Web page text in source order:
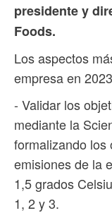
presidente y
Foods.
Los aspectos
empresa en
- Validar los
mediante la
formalizando los
emisiones de la
1,5 grados
1, 2 y 3.